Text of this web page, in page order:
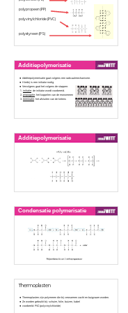
polypropeen (PP)
polyvinylchloride (PVC)
polystyreen (PS)
Additiepolymerisatie gaat volgens een radicaalmechanisme.
Hierbij is een initiator nodig.
Vervolgens gaat het volgens de stappen:
initiatie: de initiator wordt voorbereid.
propagatie: het koppelen van de monomeren
terminatie: het afsluiten van de ketens
Additiepolymerisatie
Additiepolymerisatie
Condensatie polymerisatie
Thermoplasten
Thermoplasten zijn polymeren die bij verwarmen zacht en buigzaam worden.
Ze worden gebruikt bij:schuim,folie,buizen,kabel
voorbeeld: PVC (polyvinylchloride)